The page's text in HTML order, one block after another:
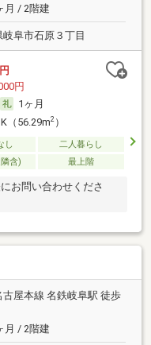
月 / 2階建
岐阜市石原３丁目
円
1ヶ月
（56.29m2）
し
二人暮らし
含) 最上階
お問い合わせくださ
古屋本線 名鉄岐阜駅 徒歩
月 / 2階建